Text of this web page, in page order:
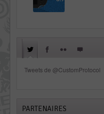
Tweets de @CustomProtocol
PARTENAIRES